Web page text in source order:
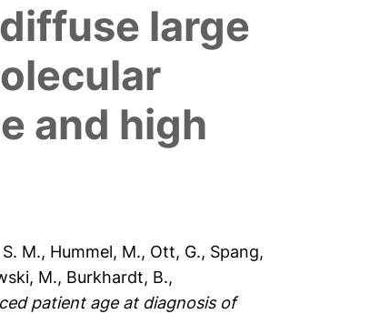
large
and high
M., Hummel, M., Ott, G., Spang,
M., Burkhardt, B.,
patient age at diagnosis of